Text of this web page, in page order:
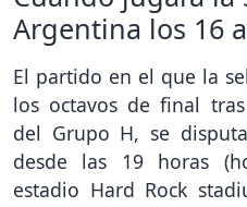
Argentina los 16
El partido en el que la
los octavos de final
del Grupo H, se
desde las 19 horas
estadio Hard Rock